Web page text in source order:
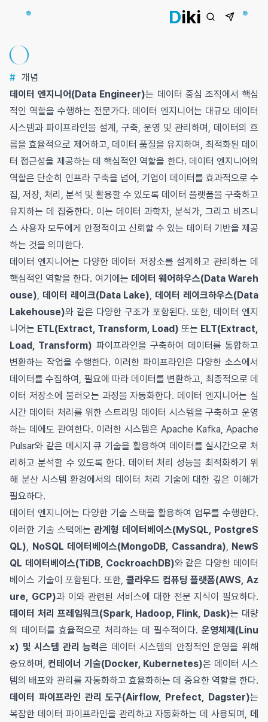
Diki
# 개념
데이터 엔지니어(Data Engineer)는 데이터 중심 조직에서 핵심
적인 역할을 수행하는 전문가다. 데이터 엔지니어는 대규모 데이터
시스템과 파이프라인을 설계, 구축, 운영 및 관리하며, 데이터의 흐
름을 효율적으로 제어하고, 데이터 품질을 유지하며, 최적화된 데이
터 접근성을 제공하는 데 핵심적인 역할을 한다. 데이터 엔지니어의
역할은 단순히 인프라 구축을 넘어, 기업이 데이터를 효과적으로 수
집, 저장, 처리, 분석 및 활용할 수 있도록 데이터 플랫폼을 구축하고
유지하는 데 집중한다. 이는 데이터 과학자, 분석가, 그리고 비즈니
스 사용자 모두에게 안정적이고 신뢰할 수 있는 데이터 기반을 제공
하는 것을 의미한다.
데이터 엔지니어는 다양한 데이터 저장소를 설계하고 관리하는 데
핵심적인 역할을 한다. 여기에는 데이터 웨어하우스(Data Wareh
ouse), 데이터 레이크(Data Lake), 데이터 레이크하우스(Data
Lakehouse)와 같은 다양한 구조가 포함된다. 또한, 데이터 엔지
니어는 ETL(Extract, Transform, Load) 또는 ELT(Extract,
Load, Transform) 파이프라인을 구축하여 데이터를 통합하고
변환하는 작업을 수행한다. 이러한 파이프라인은 다양한 소스에서
데이터를 수집하여, 필요에 따라 데이터를 변환하고, 최종적으로 데
이터 저장소에 불러오는 과정을 자동화한다. 데이터 엔지니어는 실
시간 데이터 처리를 위한 스트리밍 데이터 시스템을 구축하고 운영
하는 데에도 관여한다. 이러한 시스템은 Apache Kafka, Apache
Pulsar와 같은 메시지 큐 기술을 활용하여 데이터를 실시간으로 처
리하고 분석할 수 있도록 한다. 데이터 처리 성능을 최적화하기 위
해 분산 시스템 환경에서의 데이터 처리 기술에 대한 깊은 이해가
필요하다.
데이터 엔지니어는 다양한 기술 스택을 활용하여 업무를 수행한다.
이러한 기술 스택에는 관계형 데이터베이스(MySQL, PostgreS
QL), NoSQL 데이터베이스(MongoDB, Cassandra), NewS
QL 데이터베이스(TiDB, CockroachDB)와 같은 다양한 데이터
베이스 기술이 포함된다. 또한, 클라우드 컴퓨팅 플랫폼(AWS, Az
ure, GCP)과 이와 관련된 서비스에 대한 전문 지식이 필요하다.
데이터 처리 프레임워크(Spark, Hadoop, Flink, Dask)는 대량
의 데이터를 효율적으로 처리하는 데 필수적이다. 운영체제(Linu
x) 및 시스템 관리 능력은 데이터 시스템의 안정적인 운영을 위해
중요하며,컨테이너 기술(Docker, Kubernetes)은 데이터 시스
템의 배포와 관리를 자동화하고 효율화하는 데 중요한 역할을 한다.
데이터 파이프라인 관리 도구(Airflow, Prefect, Dagster)는
복잡한 데이터 파이프라인을 관리하고 자동화하는 데 사용되며, 데